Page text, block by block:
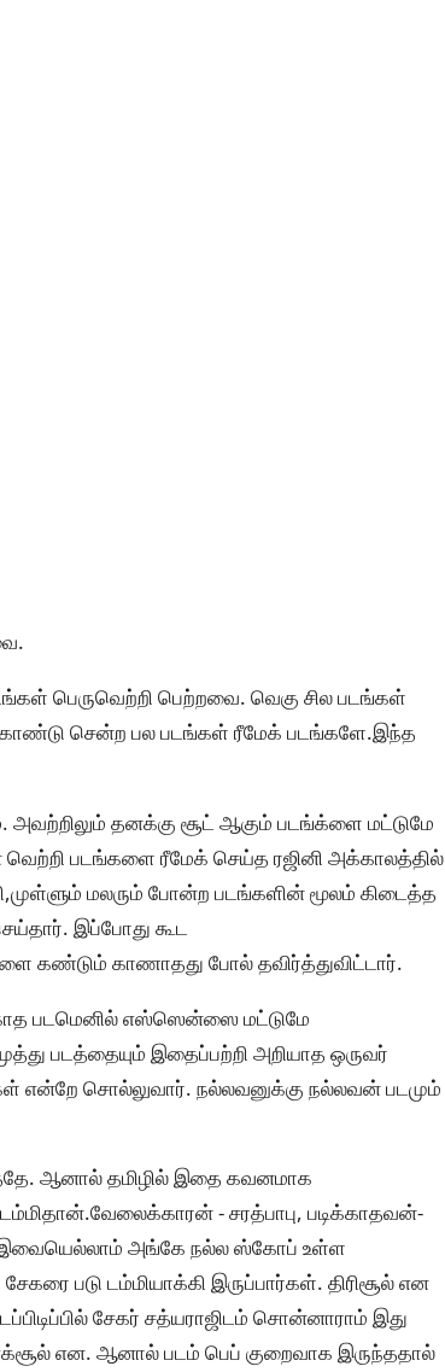
பெருவெற்றி பெற்றவை. வெகு சில படங்கள்
சென்ற பல படங்கள் ரீமேக் படங்களே.இந்த
அவற்றிலும் தனக்கு சூட் ஆகும் படங்க்ளை மட்டுமே
வெற்றி படங்களை ரீமேக் செய்த ரஜினி அக்காலத்தில்
மலரும் போன்ற படங்களின் மூலம் கிடைத்த
இப்போது கூட
கண்டும் காணாதது போல் தவிர்த்துவிட்டார்.
படமெனில் எஸ்ஸென்ஸை மட்டுமே
படத்தையும் இதைப்பற்றி அறியாத ஒருவர்
சொல்லுவார். நல்லவனுக்கு நல்லவன் படமும்
ஆனால் தமிழில் இதை கவனமாக
- சரத்பாபு, படிக்காதவன்-
இவையெல்லாம் அங்கே நல்ல ஸ்கோப் உள்ள
படு டம்மியாக்கி இருப்பார்கள். திரிசூல் என
சேகர் சத்யராஜிடம் சொன்னாராம் இது
என. ஆனால் படம் பெப் குறைவாக இருந்ததால்